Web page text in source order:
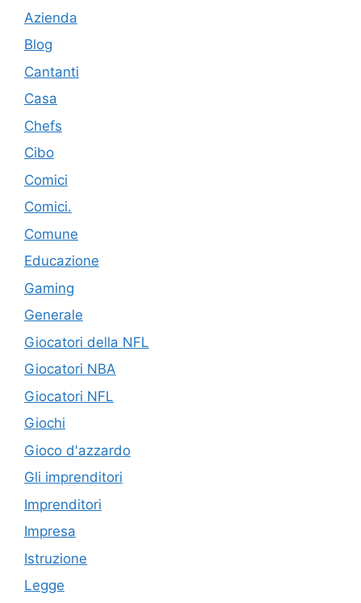
Azienda
Blog
Cantanti
Casa
Chefs
Cibo
Comici
Comici.
Comune
Educazione
Gaming
Generale
Giocatori della NFL
Giocatori NBA
Giocatori NFL
Giochi
Gioco d'azzardo
Gli imprenditori
Imprenditori
Impresa
Istruzione
Legge